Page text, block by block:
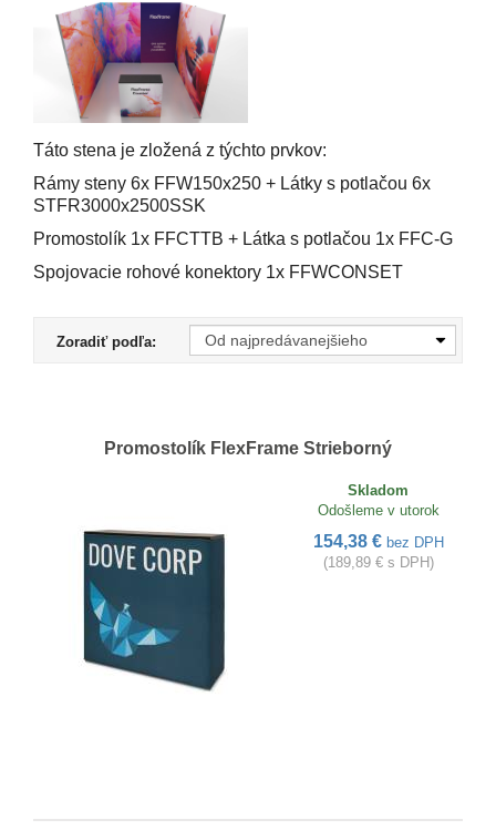
Táto stena je zložená z týchto prvkov:
Rámy steny 6x FFW150x250 + Látky s potlačou 6x
STFR3000x2500SSK
Promostolík 1x FFCTTB + Látka s potlačou 1x FFC-G
Spojovacie rohové konektory 1x FFWCONSET
Zoradiť podľa:
Promostolík FlexFrame Strieborný
Skladom
Odošleme v utorok
154,38 € bez DPH
(189,89 € s DPH)